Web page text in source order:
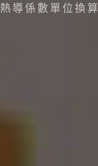
熱導係數單位換算